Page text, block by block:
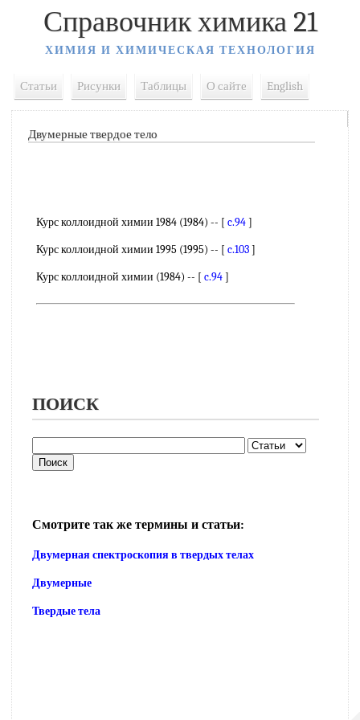
Справочник химика 21
ХИМИЯ И ХИМИЧЕСКАЯ ТЕХНОЛОГИЯ
Статьи Рисунки Таблицы О сайте English
Двумерные твердое тело
Курс коллоидной химии 1984 (1984) -- [ c.94]
Курс коллоидной химии 1995 (1995) -- [ c.103]
Курс коллоидной химии (1984) -- [ c.94]
ПОИСК
Смотрите так же термины и статьи:
Двумерная спектроскопия в твердых телах
Двумерные
Твердые тела